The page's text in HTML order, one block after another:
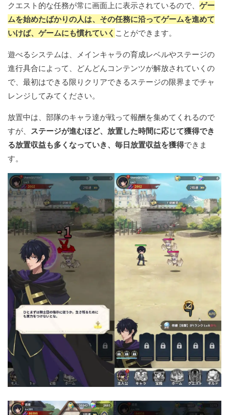
クエスト的な任務が常に画面上に表示されているので、 ゲー
ムを始めたばかりの人は、その任務に沿ってゲームを進めて
いけば、ゲームにも慣れていく ことができます。
遊べるシステムは、メインキャラの育成レベルやステージの
進行具合によって、どんどんコンテンツが解放されていくの
で、最初はできる限りクリアできるステージの限界までチャ
レンジしてみてください。
放置中は、部隊のキャラ達が戦って報酬を集めてくれるので
すが、 ステージが進むほど、放置した時間に応じて獲得でき
る放置収益も多くなっていき、毎日放置収益を獲得できま
す。